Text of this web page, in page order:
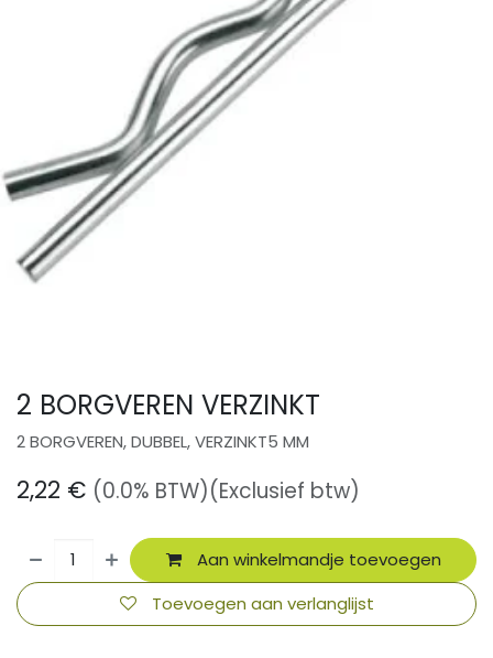
2 BORGVEREN VERZINKT
2 BORGVEREN, DUBBEL, VERZINKT5 MM
2,22 € (0.0% BTW)(Exclusief btw)
Aan winkelmandje toevoegen
Toevoegen aan verlanglijst